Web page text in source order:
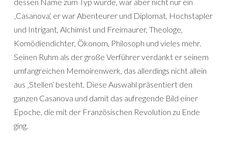
‚Casanova‘, er war Abenteurer und Diplomat, Hochstapler
und Intrigant, Alchimist und Freimaurer, Theologe,
Komödiendichter, Ökonom, Philosoph und vieles mehr.
Seinen Ruhm als der große Verführer verdankt er seinem
umfangreichen Memoirenwerk, das allerdings nicht allein
aus ‚Stellen‘ besteht. Diese Auswahl präsentiert den
ganzen Casanova und damit das aufregende Bild einer
Epoche, die mit der Französischen Revolution zu Ende
ging.